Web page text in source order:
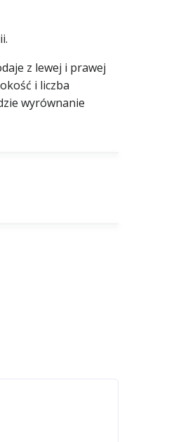
z lewej i prawej
i liczba
wyrównanie